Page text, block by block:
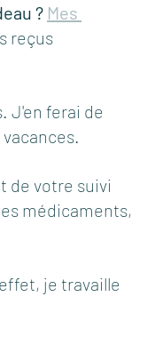
? Mes
reçus
J'en ferai de
de votre suivi
médicaments,
je travaille